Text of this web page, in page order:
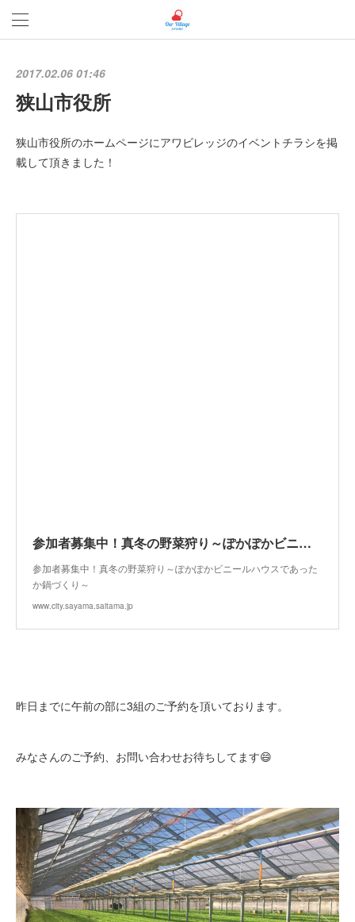
2017.02.06 01:46
狭山市役所
狭山市役所のホームページにアワビレッジのイベントチラシを掲
載して頂きました！
参加者募集中！真冬の野菜狩り～ぽかぽかビニールハウスであったか鍋づくり～ 狭山市公式ウェブサイト
参加者募集中！真冬の野菜狩り～ぽかぽかビニールハウスであった
か鍋づくり～
www.city.sayama.saitama.jp
昨日までに午前の部に3組のご予約を頂いております。
みなさんのご予約、お問い合わせお待ちしてます😄